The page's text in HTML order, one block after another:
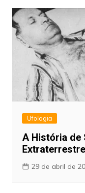
Ufologia
A História de
29 de abril de